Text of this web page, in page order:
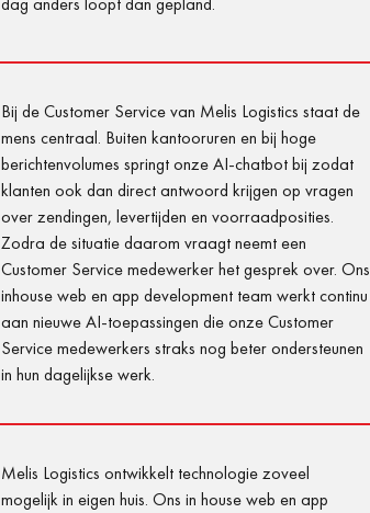
Bij de Customer Service van Melis Logistics staat de
mens centraal. Buiten kantooruren en bij hoge
berichtenvolumes springt onze AI-chatbot bij zodat
klanten ook dan direct antwoord krijgen op vragen
over zendingen, levertijden en voorraadposities.
Zodra de situatie daarom vraagt neemt een
Customer Service medewerker het gesprek over. Ons
inhouse web en app development team werkt continu
aan nieuwe AI-toepassingen die onze Customer
Service medewerkers straks nog beter ondersteunen
in hun dagelijkse werk.
Melis Logistics ontwikkelt technologie zoveel
mogelijk in eigen huis. Ons in house web en app